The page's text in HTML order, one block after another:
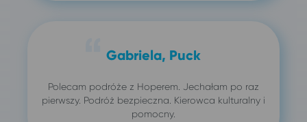
Gabriela, Puck
Polecam podróże z Hoperem. Jechałam po raz
pierwszy. Podróż bezpieczna. Kierowca kulturalny i
pomocny.